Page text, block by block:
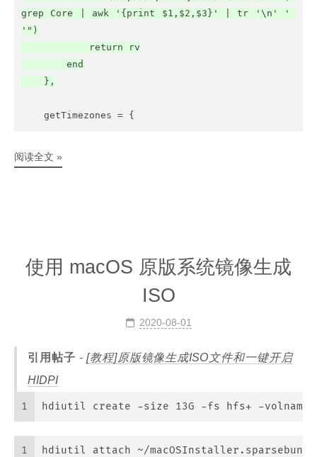
grep Core | awk '{print $1,$2,$3}' | tr '\n' '
'")
阅读全文 »
使用 macOS 原版系统镜像生成
ISO
2020-08-01
引用帖子
[教程]原版镜像生成ISO文件和一键开启
HIDPI
1 hdiutil create -size 13G -fs hfs+ -volname
1 hdiutil attach ~/